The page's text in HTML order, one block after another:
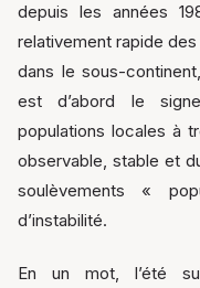
depuis les années
relativement rapide
dans le sous-
est d’abord le
populations locales à
observable, stable et
soulèvements «
d’instabilité.
En un mot, l’été